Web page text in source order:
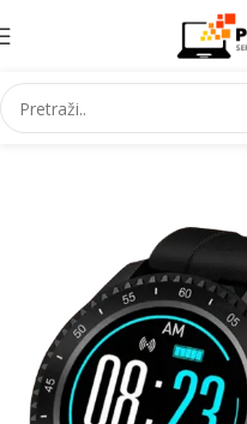
Početna Elektronika Satovi